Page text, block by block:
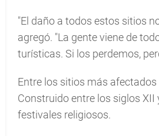
"El daño a todos estos sitios
agregó. "La gente viene de
turísticas. Si los perdemos,
Entre los sitios más
Construido entre los siglos XII
festivales religiosos.